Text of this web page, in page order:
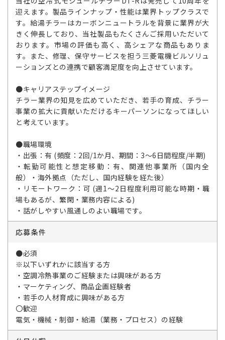
迎えます。製品ラインナップ・性能は業界トップクラスで
す。給湯チラーはカーボンニュートラルを背景に業界が大
きく伸長しており、当社製品もたくさんご採用いただいて
おります。市場の評価も高く、高シェアな商品もありま
す。また、修理、保守サービスを担う三菱電機ビルソリュ
ーションズとの連携で顧客満足度を向上させています。
●キャリアステップイメージ
チラー業界の知見を広めていただき、若手の育成、チラー
事業の拡大に貢献いただけるキーパーソンになってほしい
と考えています。
●職場環境
・出張：有 (頻度：2回/1か月、期間：3～6日間程度/半期)
・転勤可能性と想定移動：有、関連他事業所（国内全
般）・海外拠点（ただし、国内経験を経た後）
・リモートワーク：可 (週1～2日程度利用可能な時期・職
場もあるが、繁閑・業務内容による)
・話がしやすい風通しのよい職場です。
応募条件
●必須
※以下いずれかに該当する方
・空調冷熱事業のご経験または興味がある方
・マーケティング、商品企画経験者
・若手の人材育成に興味がある方
〇歓迎
電気・機械・制御・給湯（業務・プロセス）の経験